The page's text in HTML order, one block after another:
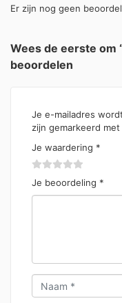
Er zijn nog geen
Wees de eerste om
beoordelen
Je e-mailadres
zijn gemarkeerd met
Je waardering *
Je beoordeling *